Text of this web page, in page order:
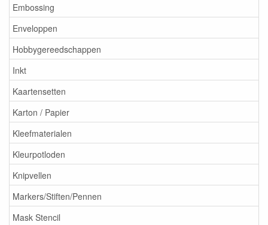
Embossing
Enveloppen
Hobbygereedschappen
Inkt
Kaartensetten
Karton / Papier
Kleefmaterialen
Kleurpotloden
Knipvellen
Markers/Stiften/Pennen
Mask Stencil